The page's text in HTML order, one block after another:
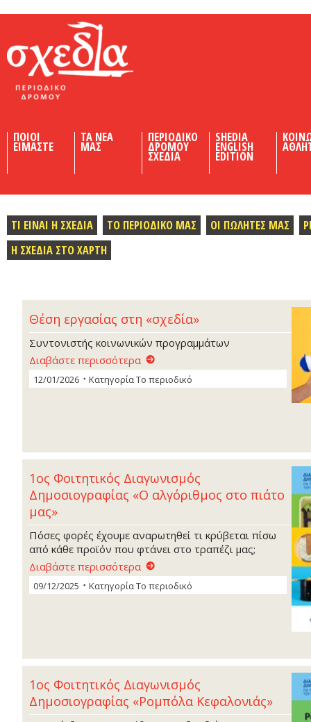
ΠΟΙΟΙ
ΕΙΜΑΣΤΕ
ΤΑ ΝΕΑ
ΜΑΣ
ΠΕΡΙΟΔΙΚΟ
ΔΡΟΜΟΥ
ΣΧΕΔΙΑ
SHEDIA
ENGLISH
EDITION
ΤΙ ΕΙΝΑΙ Η ΣΧΕΔΙΑ ΤΟ ΠΕΡΙΟΔΙΚΟ ΜΑΣ ΟΙ ΠΩΛΗΤΕΣ ΜΑΣ
Η ΣΧΕΔΙΑ ΣΤΟ ΧΑΡΤΗ
Θέση εργασίας στη «σχεδία»
Συντονιστής κοινωνικών προγραμμάτων
Διαβάστε περισσότερα
12/01/2026 ΚατηγορίαΤο περιοδικό
1oς Φοιτητικός Διαγωνισμός
Δημοσιογραφίας «Ο αλγόριθμος στο πιάτο
μας»
Πόσες φορές έχουμε αναρωτηθεί τι κρύβεται πίσω
από κάθε προϊόν που φτάνει στο τραπέζι μας;
Διαβάστε περισσότερα
09/12/2025 ΚατηγορίαΤο περιοδικό
1ος Φοιτητικός Διαγωνισμός
Δημοσιογραφίας «Ρομπόλα Κεφαλονιάς»